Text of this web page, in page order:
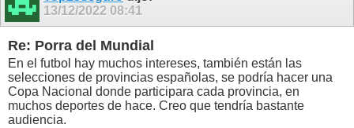
13/12/2022 08:41
Re: Porra del Mundial
En el futbol hay muchos intereses, también están las
selecciones de provincias españolas, se podría hacer una
Copa Nacional donde participara cada provincia, en
muchos deportes de hace. Creo que tendría bastante
audiencia.